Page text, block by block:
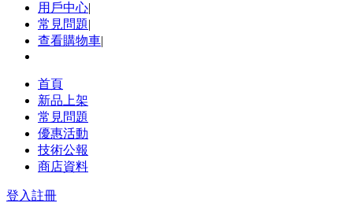
用戶中心|
常見問題|
查看購物車|
首頁
新品上架
常見問題
優惠活動
技術公報
商店資料
登入註冊